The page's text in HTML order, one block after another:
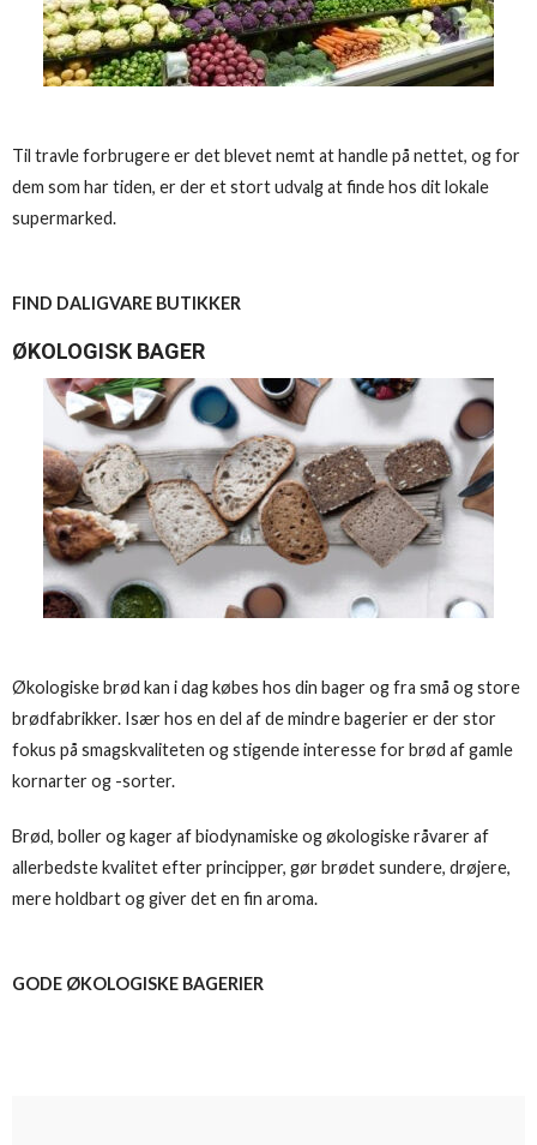
Til travle forbrugere er det blevet nemt at handle på nettet, og for
dem som har tiden, er der et stort udvalg at finde hos dit lokale
supermarked.
FIND DALIGVARE BUTIKKER
ØKOLOGISK BAGER
Økologiske brød kan i dag købes hos din bager og fra små og store
brødfabrikker. Især hos en del af de mindre bagerier er der stor
fokus på smagskvaliteten og stigende interesse for brød af gamle
kornarter og -sorter.
Brød, boller og kager af biodynamiske og økologiske råvarer af
allerbedste kvalitet efter principper, gør brødet sundere, drøjere,
mere holdbart og giver det en fin aroma.
GODE ØKOLOGISKE BAGERIER